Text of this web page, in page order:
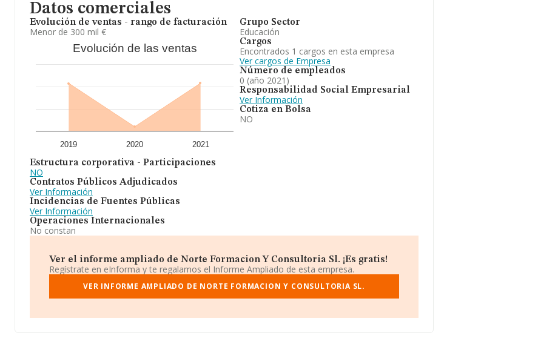
Datos comerciales
Evolución de ventas - rango de facturación
Menor de 300 mil €
Evolución de las ventas
2019 2020 2021
Estructura corporativa - Participaciones
NO
Contratos Públicos Adjudicados
Ver Información
Incidencias de Fuentes Públicas
Ver Información
Operaciones Internacionales
No constan
Grupo Sector
Educación
Cargos
Encontrados 1 cargos en esta empresa
Ver cargos de Empresa
Número de empleados
0 (año 2021)
Responsabilidad Social Empresarial
Ver Información
Cotiza en Bolsa
NO
Ver el informe ampliado de Norte Formacion Y Consultoria Sl. ¡Es gratis!
Regístrate en eInforma y te regalamos el Informe Ampliado de esta empresa.
VER INFORME AMPLIADO DE NORTE FORMACION Y CONSULTORIA SL.